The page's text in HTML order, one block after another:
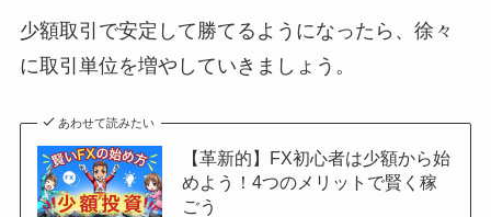
少額取引で安定して勝てるようになったら、徐々
に取引単位を増やしていきましょう。
あわせて読みたい
【革新的】FX初心者は少額から始
めよう！4つのメリットで賢く稼
ごう